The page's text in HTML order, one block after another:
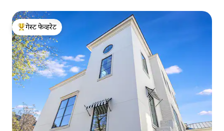
टॉप गेस्ट फेव्हरेट
गेस्ट फेव्हरेट